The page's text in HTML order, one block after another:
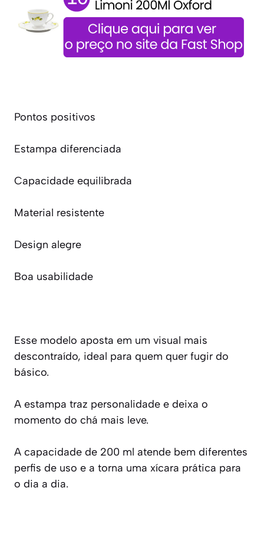
Pontos positivos
Estampa diferenciada
Capacidade equilibrada
Material resistente
Design alegre
Boa usabilidade
Esse modelo aposta em um visual mais
descontraído, ideal para quem quer fugir do
básico.
A estampa traz personalidade e deixa o
momento do chá mais leve.
A capacidade de 200 ml atende bem diferentes
perfis de uso e a torna uma xícara prática para
o dia a dia.